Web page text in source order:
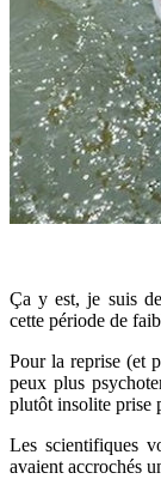
Ça y est, je suis
cette période de
Pour la reprise (et
peux plus
plutôt insolite prise
Les scientifiques
avaient accrochés